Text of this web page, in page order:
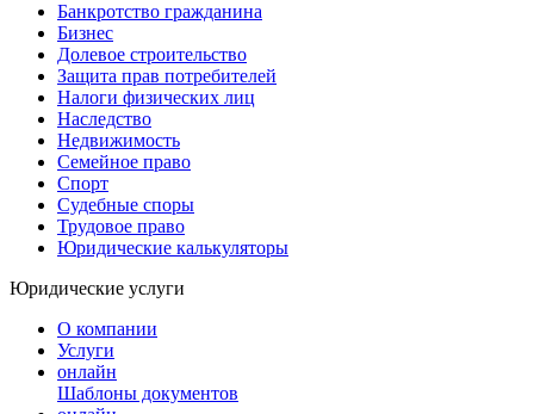
Банкротство гражданина
Бизнес
Долевое строительство
Защита прав потребителей
Налоги физических лиц
Наследство
Недвижимость
Семейное право
Спорт
Судебные споры
Трудовое право
Юридические калькуляторы
Юридические услуги
О компании
Услуги
онлайн
Шаблоны документов